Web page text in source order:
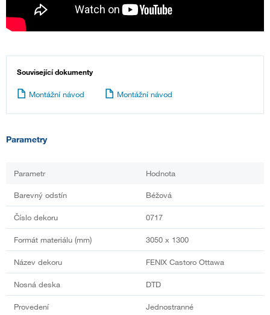
Související dokumenty
Montážní návod Montážní návod
Parametry
Parametr Hodnota
Barevný odstín Béžová
Číslo dekoru 0717
Formát materiálu (mm) 3050 x 1300
Název dekoru FENIX Castoro Ottawa
Nosná deska DTD
Provedení Jednostranné